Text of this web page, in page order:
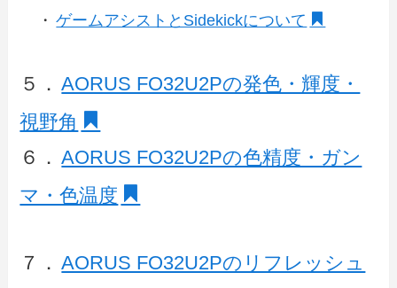
・ ゲームアシストとSidekickについて
５． AORUS FO32U2Pの発色・輝度・
視野角
６． AORUS FO32U2Pの色精度・ガン
マ・色温度
７． AORUS FO32U2Pのリフレッシュ